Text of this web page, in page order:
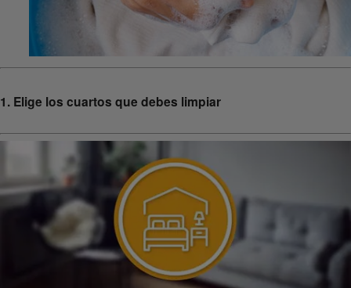
1. Elige los cuartos que debes limpiar